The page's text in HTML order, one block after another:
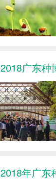
2018广东种
2018年广东